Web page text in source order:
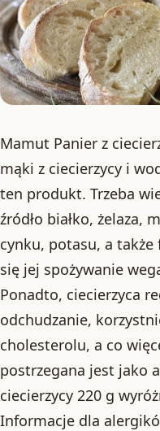
Mamut Panier z
mąki z ciecierzycy i
ten produkt. Trzeba
źródło białko, żelaza,
cynku, potasu, a
się jej spożywanie
Ponadto, ciecierzyca
odchudzanie,
cholesterolu, a co
postrzegana jest jako
ciecierzycy 220 g
Informacje dla